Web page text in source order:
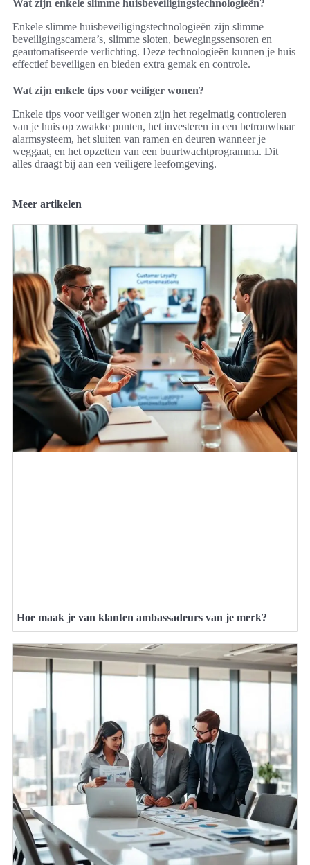
Wat zijn enkele slimme huisbeveiligingstechnologieën?
Enkele slimme huisbeveiligingstechnologieën zijn slimme
beveiligingscamera’s, slimme sloten, bewegingssensoren en
geautomatiseerde verlichting. Deze technologieën kunnen je huis
effectief beveiligen en bieden extra gemak en controle.
Wat zijn enkele tips voor veiliger wonen?
Enkele tips voor veiliger wonen zijn het regelmatig controleren
van je huis op zwakke punten, het investeren in een betrouwbaar
alarmsysteem, het sluiten van ramen en deuren wanneer je
weggaat, en het opzetten van een buurtwachtprogramma. Dit
alles draagt bij aan een veiligere leefomgeving.
Meer artikelen
Hoe maak je van klanten ambassadeurs van je merk?